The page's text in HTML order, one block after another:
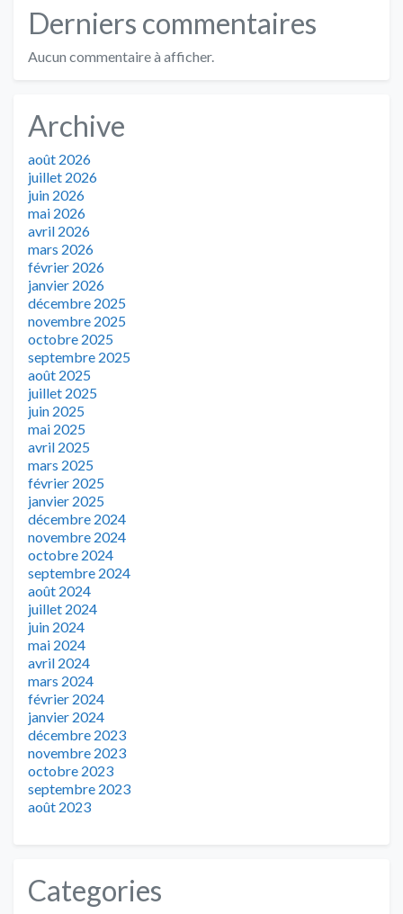
Derniers commentaires
Aucun commentaire à afficher.
Archive
août 2026
juillet 2026
juin 2026
mai 2026
avril 2026
mars 2026
février 2026
janvier 2026
décembre 2025
novembre 2025
octobre 2025
septembre 2025
août 2025
juillet 2025
juin 2025
mai 2025
avril 2025
mars 2025
février 2025
janvier 2025
décembre 2024
novembre 2024
octobre 2024
septembre 2024
août 2024
juillet 2024
juin 2024
mai 2024
avril 2024
mars 2024
février 2024
janvier 2024
décembre 2023
novembre 2023
octobre 2023
septembre 2023
août 2023
Categories